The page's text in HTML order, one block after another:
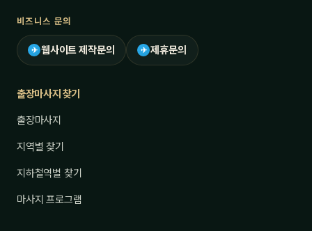
비즈니스 문의
✈ 웹사이트 제작문의 ✈ 제휴문의
출장마사지 찾기
출장마사지
지역별 찾기
지하철역별 찾기
마사지 프로그램